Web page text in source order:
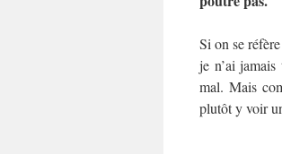
Si on se
je n’ai
mal. Mais
plutôt y voir